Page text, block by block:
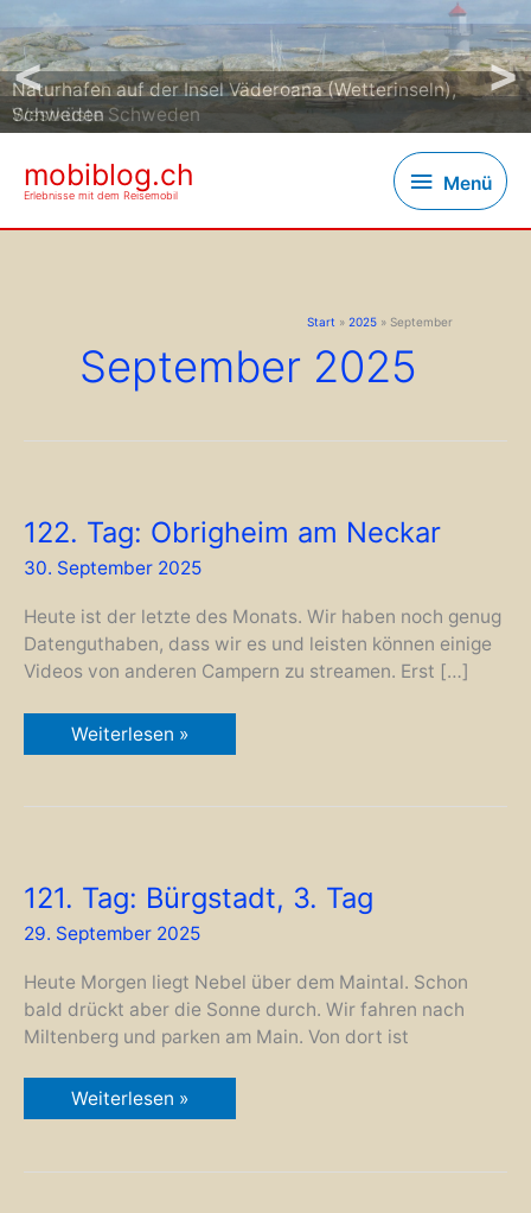
Naturhafen auf der Insel Väderoana (Wetterinseln),
Schweden
Westküste Schweden
< >
mobiblog.ch
Erlebnisse mit dem Reisemobil
Menü
Menü
Start 2025 September
September 2025
122. Tag: Obrigheim am Neckar
30. September 2025
Heute ist der letzte des Monats. Wir haben noch genug
Datenguthaben, dass wir es und leisten können einige
Videos von anderen Campern zu streamen. Erst […]
122.
Tag:
Neckar
Weiterlesen »
121. Tag: Bürgstadt, 3. Tag
29. September 2025
Heute Morgen liegt Nebel über dem Maintal. Schon
bald drückt aber die Sonne durch. Wir fahren nach
Miltenberg und parken am Main. Von dort ist
121.
Tag:
Tag
Weiterlesen »